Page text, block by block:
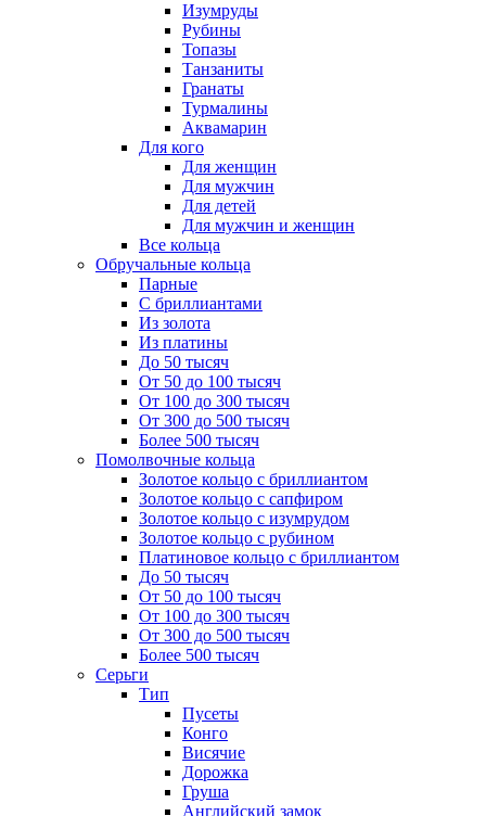
Изумруды
Рубины
Топазы
Танзаниты
Гранаты
Турмалины
Аквамарин
Для кого
Для женщин
Для мужчин
Для детей
Для мужчин и женщин
Все кольца
Обручальные кольца
Парные
С бриллиантами
Из золота
Из платины
До 50 тысяч
От 50 до 100 тысяч
От 100 до 300 тысяч
От 300 до 500 тысяч
Более 500 тысяч
Помолвочные кольца
Золотое кольцо с бриллиантом
Золотое кольцо с сапфиром
Золотое кольцо с изумрудом
Золотое кольцо с рубином
Платиновое кольцо с бриллиантом
До 50 тысяч
От 50 до 100 тысяч
От 100 до 300 тысяч
От 300 до 500 тысяч
Более 500 тысяч
Серьги
Тип
Пусеты
Конго
Висячие
Дорожка
Груша
Английский замок